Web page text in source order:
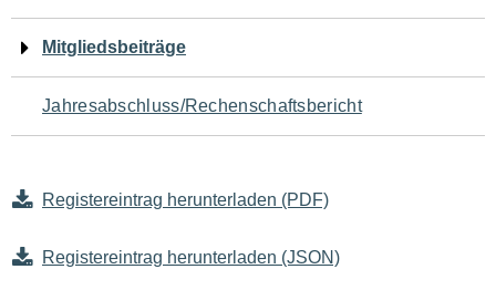
Mitgliedsbeiträge
Jahresabschluss/Rechenschaftsbericht
Registereintrag herunterladen (PDF)
Registereintrag herunterladen (JSON)